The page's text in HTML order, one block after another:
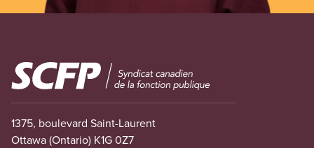
Image
1375, boulevard Saint-Laurent
Ottawa (Ontario) K1G 0Z7